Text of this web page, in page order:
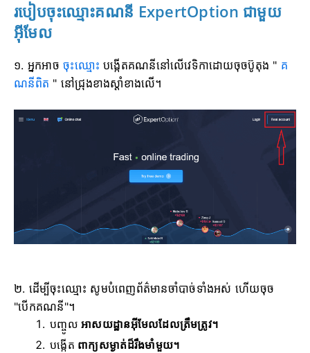
របៀបចុះឈ្មោះគណនី ExpertOption ជាមួយ
អ៊ីមែល
១. អ្នកអាចចុះឈ្មោះ បង្កើតគណនីនៅលើវេទិកាដោយចុចប៊ូតុង " គ
ណនីពិត " នៅជ្រុងខាងស្តាំខាងលើ។
២. ដើម្បីចុះឈ្មោះ សូមបំពេញព័ត៌មានចាំបាច់ទាំងអស់ ហើយចុច
"បើកគណនី"។
បញ្ចូលអាសយដ្ឋានអ៊ីមែលដែលត្រឹមត្រូវ។
បង្កើត ពាក្យសម្ងាត់ដ៏រឹងមាំមួយ។